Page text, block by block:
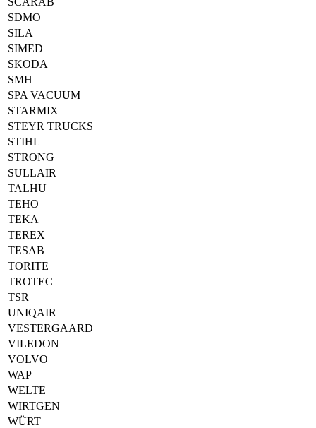
SDMO
SILA
SIMED
SKODA
SMH
SPA VACUUM
STARMIX
STEYR TRUCKS
STIHL
STRONG
SULLAIR
TALHU
TEHO
TEKA
TEREX
TESAB
TORITE
TROTEC
TSR
UNIQAIR
VESTERGAARD
VILEDON
VOLVO
WAP
WELTE
WIRTGEN
WÜRT